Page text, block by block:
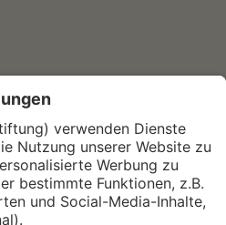
Sozialwissenschaftliches Institut
und